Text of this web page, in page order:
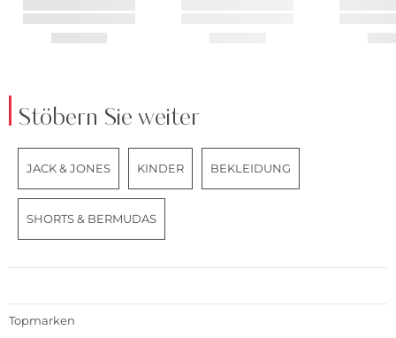
Stöbern Sie weiter
JACK & JONES KINDER BEKLEIDUNG
SHORTS & BERMUDAS
Topmarken